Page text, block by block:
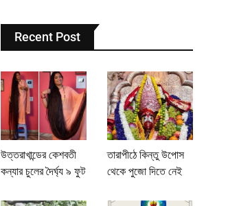
Recent Post
উত্তরাখান্ডের কেশবতী
কন্যার চুলের দৈর্ঘ্য ৯ ফুট
তারাপীঠে কিন্তু উপোস
থেকে পুজো দিতে নেই